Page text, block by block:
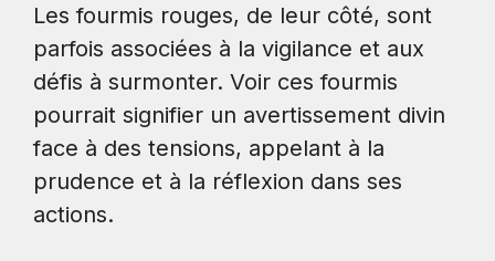
Les fourmis rouges, de leur côté, sont
parfois associées à la vigilance et aux
défis à surmonter. Voir ces fourmis
pourrait signifier un avertissement divin
face à des tensions, appelant à la
prudence et à la réflexion dans ses
actions.